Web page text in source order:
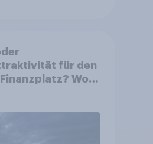
für den
Wo
steht